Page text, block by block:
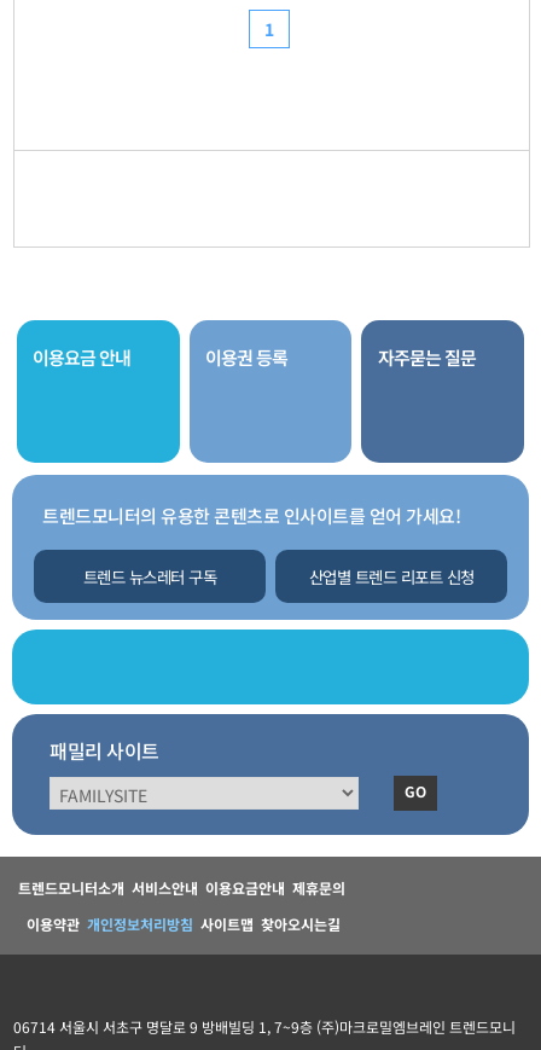
이용요금 안내 이용권 등록 자주묻는 질문
트렌드모니터의 유용한 콘텐츠로 인사이트를 얻어 가세요!
트렌드 뉴스레터 구독 산업별 트렌드 리포트 신청
패밀리 사이트
GO
트렌드모니터소개 서비스안내 이용요금안내 제휴문의
이용약관 개인정보처리방침 사이트맵 찾아오시는길
06714 서울시 서초구 명달로 9 방배빌딩 1, 7~9층 (주)마크로밀엠브레인 트렌드모니